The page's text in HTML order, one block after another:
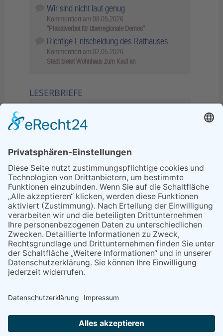
Wir sind nicht laut genug
Kommentiert am 08.05.2026
"Plakatverbot für überregionale Demos"
Richtige Entscheidung des Rathauses
Kommentiert am 02.05.2026
Stadt bietet Wohnhaus zum Kauf an
LESERBRIEFE
Sperrung B455: Kleiner
Grenzverkehr statt weite Wege
21.04.2026
Wenn Bahn-Computer nicht
miteinander kommunizieren
11.03.2026
"Plakatverbot für überregionale
Demos"
04.02.2026
Gelbe Tonne – Ein kleiner Blick
über den Tellerand
04.02.2026
Plastikersparnis durch Nutzung
von Gelber Tonne statt Säcken
NACH OBEN